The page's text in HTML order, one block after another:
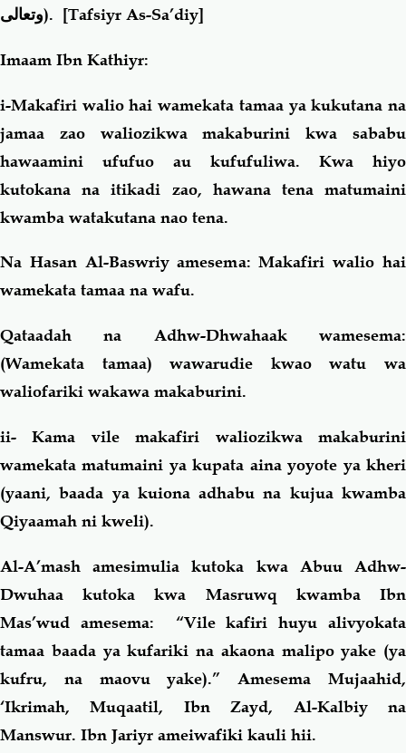
وتعالى). [Tafsiyr As-Sa’diy]
Imaam Ibn Kathiyr:
i-Makafiri walio hai wamekata tamaa ya kukutana na
jamaa zao waliozikwa makaburini kwa sababu
hawaamini ufufuo au kufufuliwa. Kwa hiyo
kutokana na itikadi zao, hawana tena matumaini
kwamba watakutana nao tena.
Na Hasan Al-Baswriy amesema: Makafiri walio hai
wamekata tamaa na wafu.
Qataadah na Adhw-Dhwahaak wamesema:
(Wamekata tamaa) wawarudie kwao watu wa
waliofariki wakawa makaburini.
ii-Kama vile makafiri waliozikwa makaburini
wamekata matumaini ya kupata aina yoyote ya kheri
(yaani, baada ya kuiona adhabu na kujua kwamba
Qiyaamah ni kweli).
Al-A’mash amesimulia kutoka kwa Abuu Adhw-
Dwuhaa kutoka kwa Masruwq kwamba Ibn
Mas’wud amesema: “Vile kafiri huyu alivyokata
tamaa baada ya kufariki na akaona malipo yake (ya
kufru, na maovu yake).”Amesema Mujaahid,
‘Ikrimah, Muqaatil, Ibn Zayd, Al-Kalbiy na
Manswur. Ibn Jariyr ameiwafiki kauli hii.